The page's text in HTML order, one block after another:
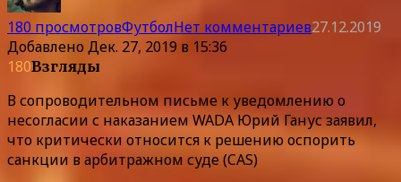
180 просмотровФутболНет комментариев27.12.2019
ДобавленоДек. 27, 2019 в 15:36
180Взгляды
В сопроводительном письме к уведомлению о
несогласии с наказанием WADA Юрий Ганус заявил,
что критически относится к решению оспорить
санкции в арбитражном суде (CAS)